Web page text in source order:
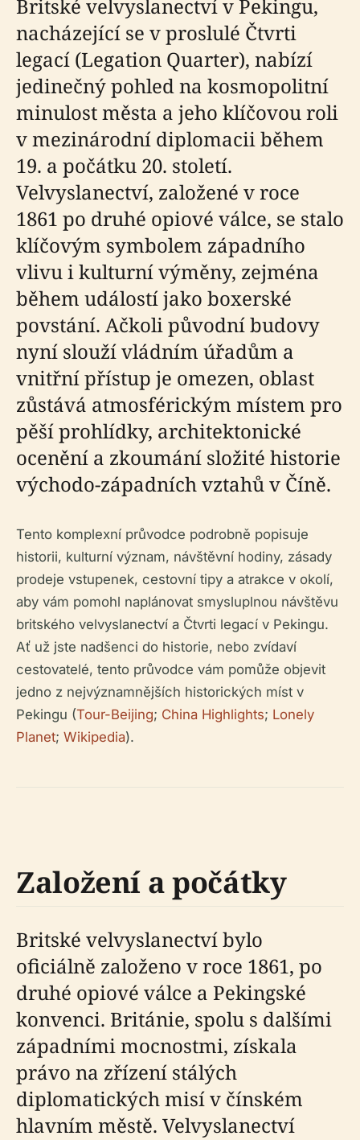
Britské velvyslanectví v Pekingu,
nacházející se v proslulé Čtvrti
legací (Legation Quarter), nabízí
jedinečný pohled na kosmopolitní
minulost města a jeho klíčovou roli
v mezinárodní diplomacii během
19. a počátku 20. století.
Velvyslanectví, založené v roce
1861 po druhé opiové válce, se stalo
klíčovým symbolem západního
vlivu i kulturní výměny, zejména
během událostí jako boxerské
povstání. Ačkoli původní budovy
nyní slouží vládním úřadům a
vnitřní přístup je omezen, oblast
zůstává atmosférickým místem pro
pěší prohlídky, architektonické
ocenění a zkoumání složité historie
východo-západních vztahů v Číně.
Tento komplexní průvodce podrobně popisuje
historii, kulturní význam, návštěvní hodiny, zásady
prodeje vstupenek, cestovní tipy a atrakce v okolí,
aby vám pomohl naplánovat smysluplnou návštěvu
britského velvyslanectví a Čtvrti legací v Pekingu.
Ať už jste nadšenci do historie, nebo zvídaví
cestovatelé, tento průvodce vám pomůže objevit
jedno z nejvýznamnějších historických míst v
Pekingu (Tour-Beijing; China Highlights; Lonely
Planet; Wikipedia).
Založení a počátky
Britské velvyslanectví bylo
oficiálně založeno v roce 1861, po
druhé opiové válce a Pekingské
konvenci. Británie, spolu s dalšími
západními mocnostmi, získala
právo na zřízení stálých
diplomatických misí v čínském
hlavním městě. Velvyslanectví